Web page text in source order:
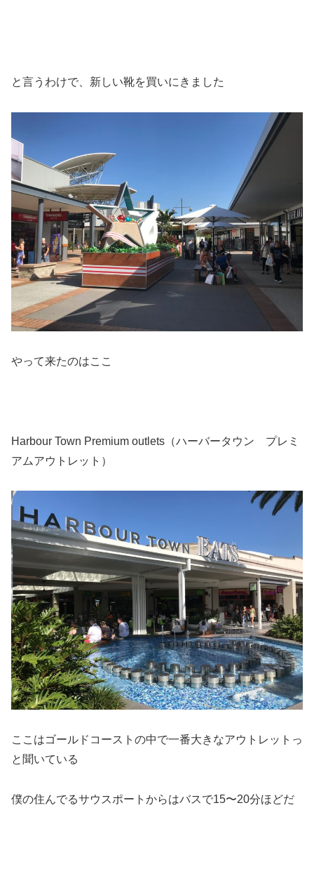
と言うわけで、新しい靴を買いにきました
やって来たのはここ
Harbour Town Premium outlets（ハーバータウン プレミ
アムアウトレット）
ここはゴールドコーストの中で一番大きなアウトレットっ
と聞いている
僕の住んでるサウスポートからはバスで15〜20分ほどだ